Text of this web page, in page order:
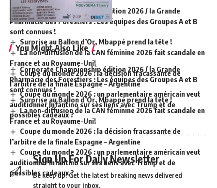
Corporate Championship édition 2026 / la Grande
Pharmacie des Forestiers : Les équipes des Groupes A et B
sont connues !
Surprise au Ballon d’Or, Mbappé prend la tête !
La non-diffusion de la CAN féminine 2026 fait scandale en
France et au Royaume-Uni!
Coupe du monde 2026 : la décision fracassante de
l’arbitre de la finale Espagne – Argentine
Coupe du monde 2026 : un parlementaire américain veut
auditionner Infantino sur ses liens avec Trump et de
possibles cadeaux ?
Sign Up For Daily Newsletter
Be keep up! Get the latest breaking news delivered
straight to your inbox.
You Might Also Like
Corporate Championship édition 2026 / la Grande
Pharmacie des Forestiers : Les équipes des Groupes A et B
sont connues !
Surprise au Ballon d’Or, Mbappé prend la tête !
La non-diffusion de la CAN féminine 2026 fait scandale en
France et au Royaume-Uni!
Coupe du monde 2026 : la décision fracassante de
l’arbitre de la finale Espagne – Argentine
Coupe du monde 2026 : un parlementaire américain veut
auditionner Infantino sur ses liens avec Trump et de
possibles cadeaux ?